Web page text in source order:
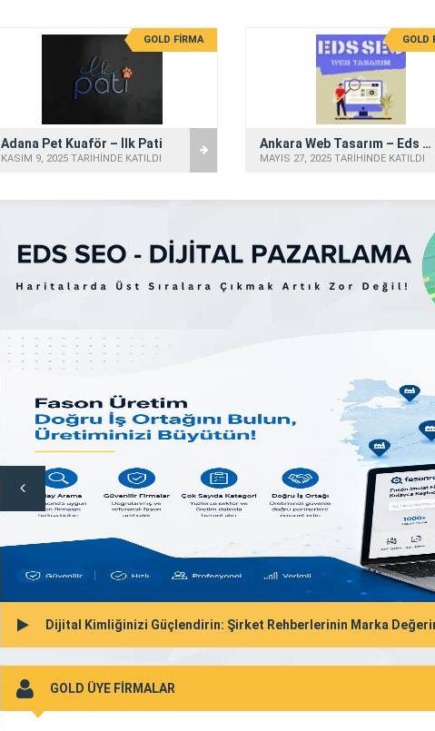
GOLD FİRMA
Adana Pet Kuaför – İlk Pati
KASIM 9, 2025 TARİHİNDE KATILDI
GOLD
Ankara Web Tasarım – Eds Seo
MAYIS 27, 2025 TARİHİNDE KATILDI
Dijital Kimliğinizi Güçlendirin: Şirket Rehberlerinin Marka
GOLD ÜYE FİRMALAR